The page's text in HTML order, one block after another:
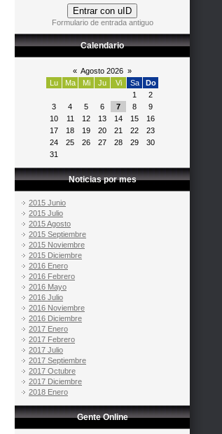
Entrar con uID
Formulario de entrada antiguo
Calendario
« Agosto 2026 »
Lu
Ma Mi Ju Vi Sa
Do
1
2
3
4 5 6 7 8
9
10
11 12 13 14 15
16
17
18 19 20 21 22
23
24
25 26 27 28 29
30
31
Noticias por mes
2015 Junio
2015 Julio
2015 Agosto
2015 Septiembre
2015 Noviembre
2015 Diciembre
2016 Enero
2016 Febrero
2016 Mayo
2016 Julio
2016 Noviembre
2016 Diciembre
2017 Enero
2017 Febrero
2017 Julio
2017 Septiembre
2017 Octubre
2017 Diciembre
2018 Enero
Gente Online